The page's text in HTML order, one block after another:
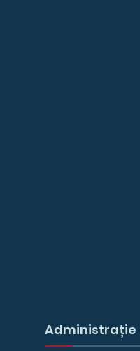
Administrație